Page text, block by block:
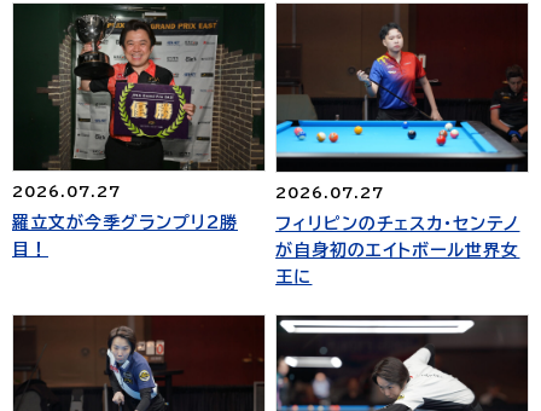
2026.07.27
羅立文が今季グランプリ2勝
目！
2026.07.27
フィリピンのチェスカ・センテノ
が自身初のエイトボール世界女
王に